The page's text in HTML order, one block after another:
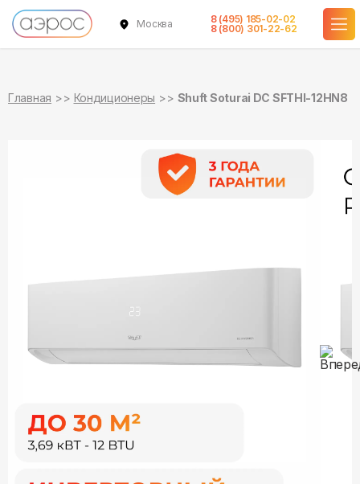
Москва
8 (495) 185-02-02
8 (800) 301-22-62
Главная Кондиционеры Shuft Soturai DC SFTHI-12HN8
в наличии
в наличии